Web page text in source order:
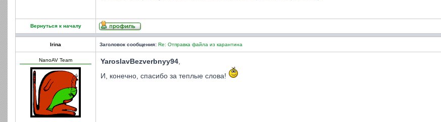
Вернуться к началу
Irina Заголовок сообщения: Re: Отправка файла из карантина
NanoAV Team YaroslavBezverbnyy94,
И, конечно, спасибо за теплые слова!